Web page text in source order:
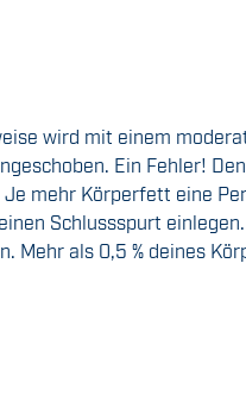
wird mit einem
Ein Fehler!
mehr Körperfett eine
Schlussspurt
als 0,5 % deines